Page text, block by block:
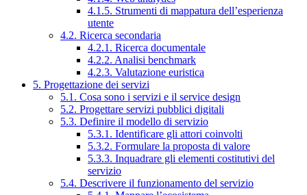
4.1.5. Strumenti di mappatura dell’esperienza
utente
4.2. Ricerca secondaria
4.2.1. Ricerca documentale
4.2.2. Analisi benchmark
4.2.3. Valutazione euristica
5. Progettazione dei servizi
5.1. Cosa sono i servizi e il service design
5.2. Progettare servizi pubblici digitali
5.3. Definire il modello di servizio
5.3.1. Identificare gli attori coinvolti
5.3.2. Formulare la proposta di valore
5.3.3. Inquadrare gli elementi costitutivi del
servizio
5.4. Descrivere il funzionamento del servizio